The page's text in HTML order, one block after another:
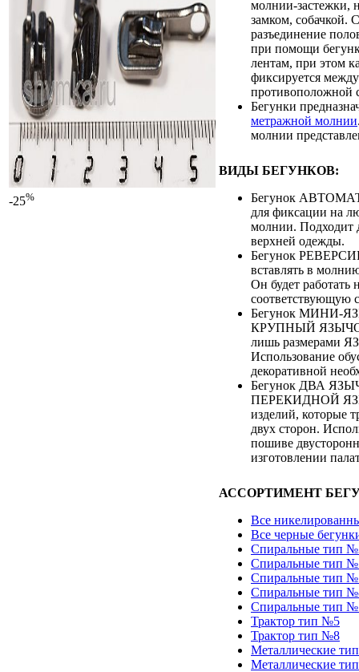
-25%
молнии-застежки,
замком, собачкой.
разъединение
при помощи
лентам, при этом
фиксируется
противоположной
Бегунки
метражной молнии
молнии
ВИДЫ БЕГУНКОВ:
Бегунок АВТОМАТ
для фиксации на
молнии. Подходит
верхней одежды.
Бегунок
вставлять в
Он будет работать
соответствующую
Бегунок МИНИ-
КРУПНЫЙ
лишь размерами
Использование
декоративной
Бегунок ДВА
ПЕРЕКИДНОЙ
изделий, которые
двух сторон.
пошиве
изготовлении
АССОРТИМЕНТ
Все
Все черные
Спиральные тип
Спиральные тип
Спиральные тип
Спиральные тип
Спиральные тип
Трактор тип №5
Трактор тип №8
Металлические
Металлические